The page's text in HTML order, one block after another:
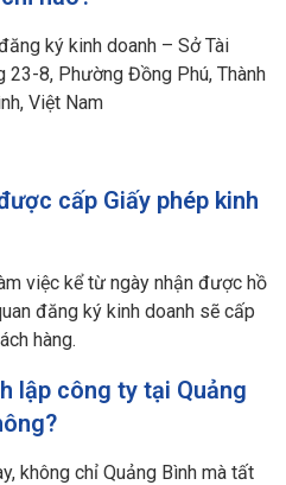
ký kinh doanh – Sở Tài
23-8, Phường Đồng Phú, Thành
Việt Nam
cấp Giấy phép kinh
việc kể từ ngày nhận được hồ
đăng ký kinh doanh sẽ cấp
hàng.
lập công ty tại Quảng
không chỉ Quảng Bình mà tất